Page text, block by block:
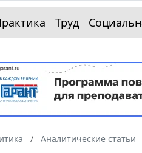
Труд
Аналитические статьи